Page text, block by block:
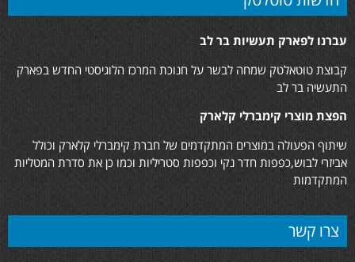
עברנו לפארק תעשיות בר לב
קבוצת טוטאלטק שמחה לבשר על חנוכת המרכז הלוגיסטי החדש בפארק
התעשיה בר לב
הפצת מוצרי קימברלי קלארק
שיתוף הפעולה במוצרים המתקדמים של חברת קימברלי קלארק וכולל
אביזרי לבוש,כפפות חדר נקי וכפפות סטריליות וכמו כן את סדרת המטליות
המתקדמות
צרו קשר